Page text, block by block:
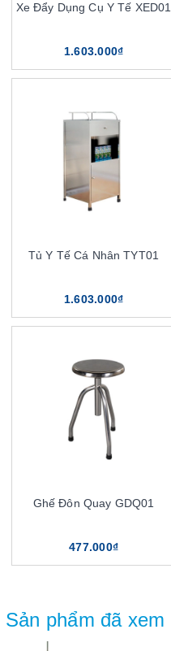
Xe Đẩy Dụng Cụ Y Tế XED01
1.603.000₫
Tủ Y Tế Cá Nhân TYT01
1.603.000₫
Ghế Đôn Quay GDQ01
477.000₫
Sản phẩm đã xem